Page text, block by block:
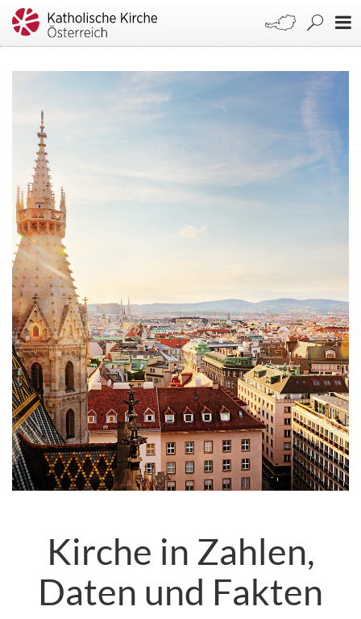
Kirche in Zahlen,
Daten und Fakten